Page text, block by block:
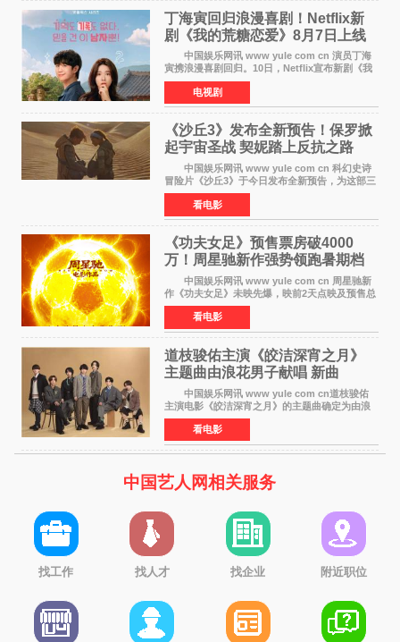
丁海寅回归浪漫喜剧！Netflix新
剧《我的荒糖恋爱》8月7日上线
中国娱乐网讯 www yule com cn 演员丁海
寅携浪漫喜剧回归。10日，Netflix宣布新剧《我
的荒糖恋爱》将于下月7日上线。 《我的荒糖
恋爱》是一部浪漫喜剧，讲述患上失忆症的检察
官高恩彩与
电视剧
《沙丘3》发布全新预告！保罗掀
起宇宙圣战 契妮踏上反抗之路
中国娱乐网讯 www yule com cn 科幻史诗
冒险片《沙丘3》于今日发布全新预告，为这部三
部曲最终章揭开神秘面纱。预告中展现了17年过
去后，保罗·厄崔迪以穆阿迪布之名登基称帝，发
动了一场
看电影
《功夫女足》预售票房破4000
万！周星驰新作强势领跑暑期档
中国娱乐网讯 www yule com cn 周星驰新
作《功夫女足》未映先爆，映前2天点映及预售总
票房已突破4000万大关，成为暑期档最受期待的
电影之一。这部融合功夫元素与足球题材的喜剧
电影，将于7月
看电影
道枝骏佑主演《皎洁深宵之月》
主题曲由浪花男子献唱 新曲
《Moonlit》预告公开
中国娱乐网讯 www yule com cn道枝骏佑
主演电影《皎洁深宵之月》的主题曲确定为由浪
花男子演唱的新曲《Moonlit》。使用该乐曲的最
新预告片也已制作完成。 本片讲述的是市村
琥珀（道枝骏佑
看电影
中国艺人网相关服务
找工作 找人才 找企业 附近职位